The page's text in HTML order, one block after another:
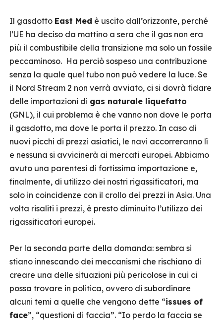
Il gasdotto East Med è uscito dall’orizzonte, perché
l’UE ha deciso da mattino a sera che il gas non era
più il combustibile della transizione ma solo un fossile
peccaminoso. Ha perciò sospeso una contribuzione
senza la quale quel tubo non può vedere la luce. Se
il Nord Stream 2 non verrà avviato, ci si dovrà fidare
delle importazioni di gas naturale liquefatto
(GNL), il cui problema è che vanno non dove le porta
il gasdotto, ma dove le porta il prezzo. In caso di
nuovi picchi di prezzi asiatici, le navi accorreranno lì
e nessuna si avvicinerà ai mercati europei. Abbiamo
avuto una parentesi di fortissima importazione e,
finalmente, di utilizzo dei nostri rigassificatori, ma
solo in coincidenze con il crollo dei prezzi in Asia. Una
volta risaliti i prezzi, è presto diminuito l’utilizzo dei
rigassificatori europei.
Per la seconda parte della domanda: sembra si
stiano innescando dei meccanismi che rischiano di
creare una delle situazioni più pericolose in cui ci
possa trovare in politica, ovvero di subordinare
alcuni temi a quelle che vengono dette “issues of
face”, “questioni di faccia”. “Io perdo la faccia se